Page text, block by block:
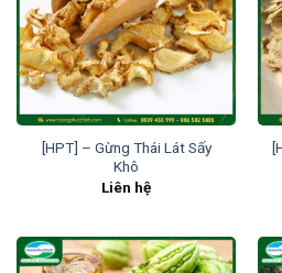
[HPT] – Gừng Thái Lát Sấy
Khô
Liên hệ